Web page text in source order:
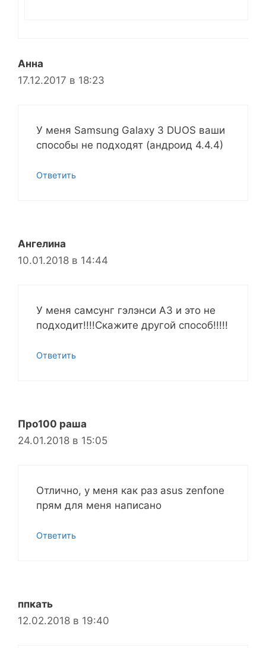
Анна
17.12.2017 в 18:23
У меня Samsung Galaxy 3 DUOS ваши
способы не подходят (андроид 4.4.4)
Ответить
Ангелина
10.01.2018 в 14:44
У меня самсунг гэлэнси A3 и это не
подходит!!!!Скажите другой способ!!!!!
Ответить
Про100 раша
24.01.2018 в 15:05
Отлично, у меня как раз asus zenfone
прям для меня написано
Ответить
ппкать
12.02.2018 в 19:40